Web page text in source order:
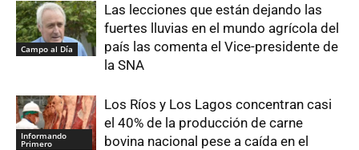
Campo al Día
Las lecciones que están dejando las
fuertes lluvias en el mundo agrícola del
país las comenta el Vice-presidente de
la SNA
Informando
Primero
Los Ríos y Los Lagos concentran casi
el 40% de la producción de carne
bovina nacional pese a caída en el